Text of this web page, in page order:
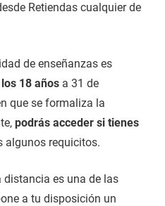
Retiendas cualquier de
de enseñanzas es
18 años a 31 de
que se formaliza la
podrás acceder si tienes
algunos requicitos.
es una de las
a tu disposición un